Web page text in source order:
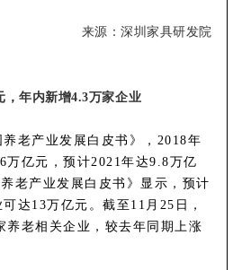
来源：深圳家具研发院
，年内新增4.3万家企业
老产业发展白皮书》，2018年
万亿元，预计2021年达9.8万亿
老产业发展白皮书》显示，预计
达13万亿元。截至11月25日，
养老相关企业，较去年同期上涨